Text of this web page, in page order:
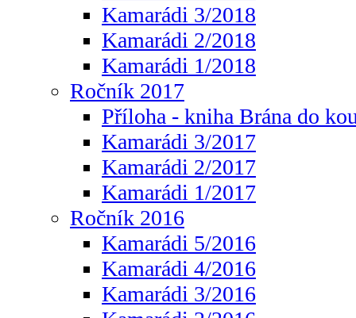
Kamarádi 3/2018
Kamarádi 2/2018
Kamarádi 1/2018
Ročník 2017
Příloha - kniha Brána do
Kamarádi 3/2017
Kamarádi 2/2017
Kamarádi 1/2017
Ročník 2016
Kamarádi 5/2016
Kamarádi 4/2016
Kamarádi 3/2016